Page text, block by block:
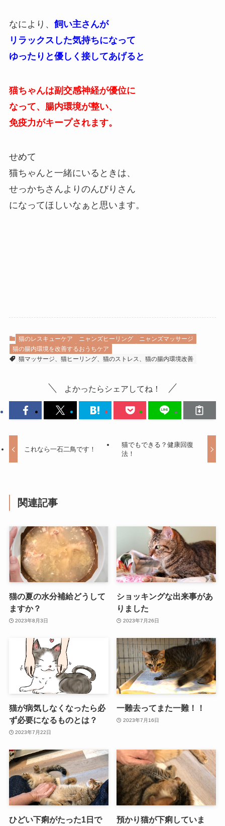
なにより、 飼い主さんが
リラックスした気持ちになって
ゆったりと優しく接してあげると
猫ちゃんは副交感神経が優位に
なって、腸内環境が整い、
免疫力がキープされます。
せめて
猫ちゃんと一緒にいるときは、
せっかちさんよりのんびりさん
になってほしいなぁと思います。
猫のレスキューケア ニャンズヒーリング
ニャンズマッサージ
猫の腸内環境を改善するおうちケア
猫マッサージ、猫ヒーリング、猫のストレス、猫の腸内環境改善
よかったらシェアしてね！
これなら一石二鳥です！
猫でもできる？健康回復
法！
関連記事
猫の夏の水分補給どうして
ますか？
2023年8月3日
ショッキングな出来事があ
りました
2023年7月26日
猫が病気しなくなったら必
ず必要になるものとは？
2023年7月22日
一難去ってまた一難！！
2023年7月16日
ひどい下痢がたった1日で 預かり猫が下痢していま